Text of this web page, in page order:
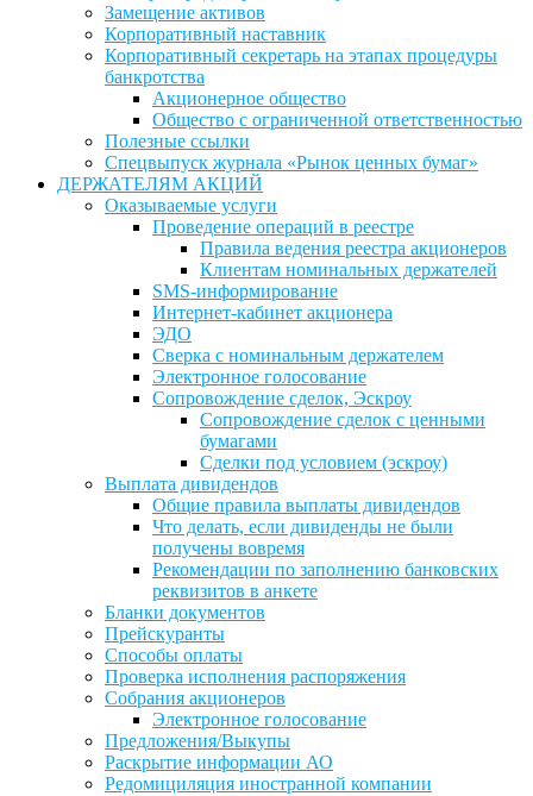
Замещение активов
Корпоративный наставник
Корпоративный секретарь на этапах процедуры
банкротства
Акционерное общество
Общество с ограниченной ответственностью
Полезные ссылки
Спецвыпуск журнала «Рынок ценных бумаг»
ДЕРЖАТЕЛЯМ АКЦИЙ
Оказываемые услуги
Проведение операций в реестре
Правила ведения реестра акционеров
Клиентам номинальных держателей
SMS-информирование
Интернет-кабинет акционера
ЭДО
Сверка с номинальным держателем
Электронное голосование
Сопровождение сделок, Эскроу
Сопровождение сделок с ценными
бумагами
Сделки под условием (эскроу)
Выплата дивидендов
Общие правила выплаты дивидендов
Что делать, если дивиденды не были
получены вовремя
Рекомендации по заполнению банковских
реквизитов в анкете
Бланки документов
Прейскуранты
Способы оплаты
Проверка исполнения распоряжения
Собрания акционеров
Электронное голосование
Предложения/Выкупы
Раскрытие информации АО
Редомициляция иностранной компании